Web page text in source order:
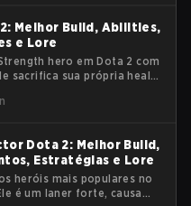
Melhor Build, Abilities,
e Lore
hero em Dota 2 com
sacrifica sua própria health
mas também escala para
Dota 2: Melhor Build,
Estratégias e Lore
heróis mais populares no
é um laner forte, causa